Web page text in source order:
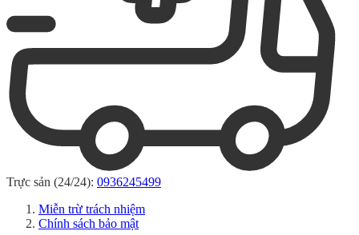
Trực sản (24/24): 0936245499
Miễn trừ trách nhiệm
Chính sách bảo mật